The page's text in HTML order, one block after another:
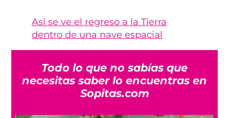
Así se ve el regreso a la Tierra
dentro de una nave espacial
Todo lo que no sabías que
necesitas saber lo encuentras en
Sopitas.com